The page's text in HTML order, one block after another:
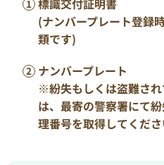
(ナンバープレート登録
類です)
ナンバープレート
※紛失もしくは盗難さ
は、最寄の警察署にて
理番号を取得してくださ